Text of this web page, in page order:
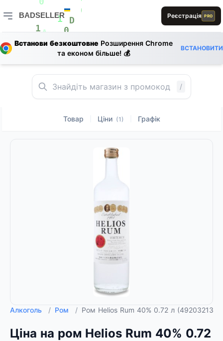
D
R
S
0
R
L
1
D
L
1
0
BADSELLER
BADSELLER — порівняння цін і знижки
Реєстрація PRO
Встанови безкоштовне Розширення Chrome
та економ більше! 💰
ВСТАНОВИТИ
/
Товар Ціни (1) Графік
Алкоголь / Ром / Ром Helios Rum 40% 0.72 л
Ціна на ром Helios Rum 40% 0.72